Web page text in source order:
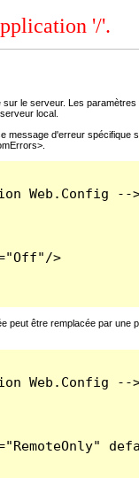
'/'.
le serveur. Les
local.
message d'erreur
Web.Config --
>
peut être remplacée par une
Web.Config --